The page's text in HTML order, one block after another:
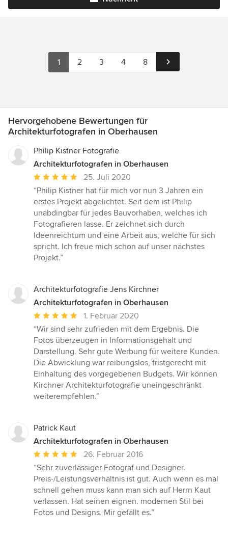
1 2 3 4 8
Hervorgehobene Bewertungen für
Architekturfotografen in Oberhausen
Philip Kistner Fotografie
Architekturfotografen in Oberhausen
Durchschnittliche
Bewertung:
5
von
5
Sternen
25. Juli 2020
“Philip Kistner hat für mich vor nun 3 Jahren ein
erstes Projekt abgelichtet. Seit dem ist Philip
unabdingbar für jedes Bauvorhaben, welches ich
Fotografieren lasse. Er zeichnet sich durch
Ideenreichtum und eine Arbeit aus, welche für sich
spricht. Ich freue mich schon auf unser nächstes
Projekt.”
Architekturfotografie Jens Kirchner
Architekturfotografen in Oberhausen
Durchschnittliche
Bewertung:
5
von
5
Sternen
1. Februar 2020
“Wir sind sehr zufrieden mit dem Ergebnis. Die
Fotos überzeugen in Informationsgehalt und
Darstellung. Sehr gute Werbung für weitere Kunden.
Die Abwicklung war reibungslos, fristgerecht mit
Einhaltung des vorgegebenen Budgets. Wir können
Kirchner Architekturfotografie uneingeschränkt
weiterempfehlen.”
Patrick Kaut
Architekturfotografen in Oberhausen
Durchschnittliche
Bewertung:
5
von
5
Sternen
26. Februar 2016
“Sehr zuverlässiger Fotograf und Designer.
Preis-/Leistungsverhältnis ist gut. Auch wenn es mal
schnell gehen muss kann man sich auf Herrn Kaut
verlassen. Hat seinen eignen. modernen Stil bei
Fotos und Designs. Mir gefällt es.”